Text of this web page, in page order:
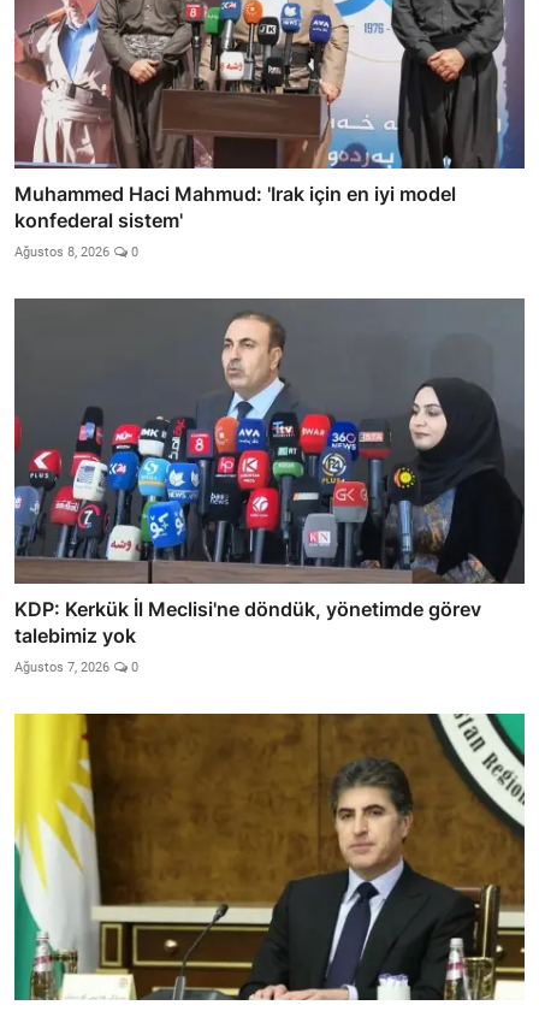
Muhammed Haci Mahmud: 'Irak için en iyi model
konfederal sistem'
Ağustos 8, 2026 0
KDP: Kerkük İl Meclisi'ne döndük, yönetimde görev
talebimiz yok
Ağustos 7, 2026 0